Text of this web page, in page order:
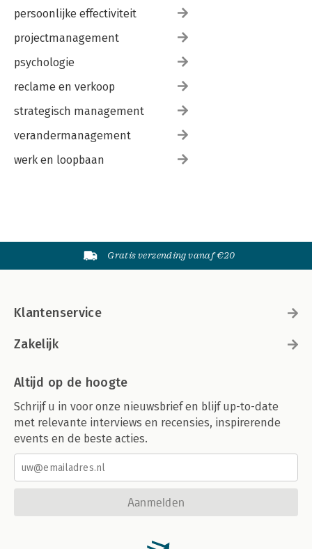
persoonlijke effectiviteit
projectmanagement
psychologie
reclame en verkoop
strategisch management
verandermanagement
werk en loopbaan
Gratis verzending vanaf €20
Klantenservice
Zakelijk
Altijd op de hoogte
Schrijf u in voor onze nieuwsbrief en blijf up-to-date
met relevante interviews en recensies, inspirerende
events en de beste acties.
Aanmelden